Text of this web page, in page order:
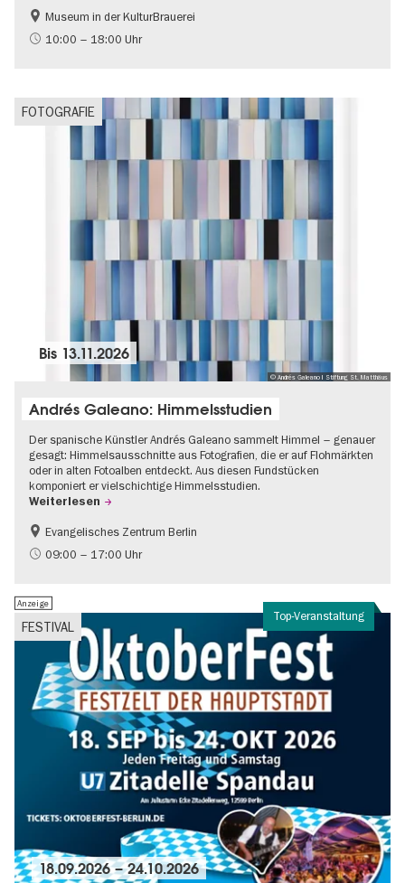
Berliner Mauer
DDR-Geschichte
Museum in der KulturBrauerei
10:00 – 18:00 Uhr
FOTOGRAFIE
© Andrés Galeano I Stiftung St. Matthäus
Bis 13.11.2026
Andrés Galeano: Himmelsstudien
Der spanische Künstler Andrés Galeano sammelt Himmel – genauer
gesagt: Himmelsausschnitte aus Fotografien, die er auf Flohmärkten
oder in alten Fotoalben entdeckt. Aus diesen Fundstücken
komponiert er vielschichtige Himmelsstudien.
Weiterlesen
Gratis
Evangelisches Zentrum Berlin
09:00 – 17:00 Uhr
Top-Veranstaltung
FESTIVAL
Anzeige
18.09.2026–24.10.2026